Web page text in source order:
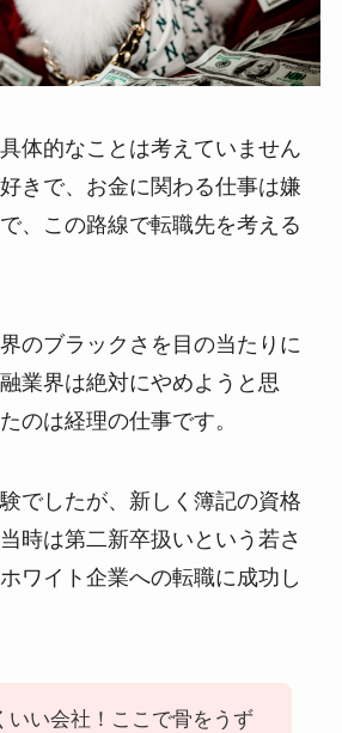
体的なことは考えていません
きで、お金に関わる仕事は嫌
、この路線で転職先を考える
のブラックさを目の当たりに
業界は絶対にやめようと思
のは経理の仕事です。
でしたが、新しく簿記の資格
時は第二新卒扱いという若さ
ワイト企業への転職に成功し
いい会社！ここで骨をうず